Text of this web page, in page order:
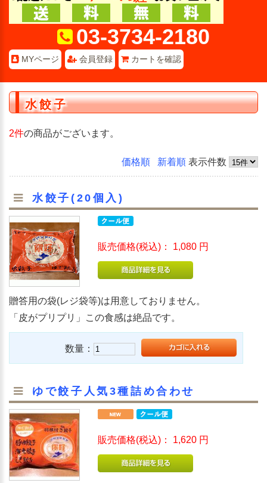
03-3734-2180
MYページ 会員登録 カートを確認
水餃子
2件の商品がございます。
価格順 新着順 表示件数
水餃子(20個入)
販売価格(税込)： 1,080 円
贈答用の袋(レジ袋等)は用意しておりません。
「皮がプリプリ」この食感は絶品です。
数量：
ゆで餃子人気3種詰め合わせ
販売価格(税込)： 1,620 円